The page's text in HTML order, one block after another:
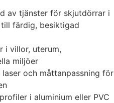
av tjänster för skjutdörrar i
färdig, besiktigad
i villor, uterum,
miljöer
och måttanpassning för
i aluminium eller PVC